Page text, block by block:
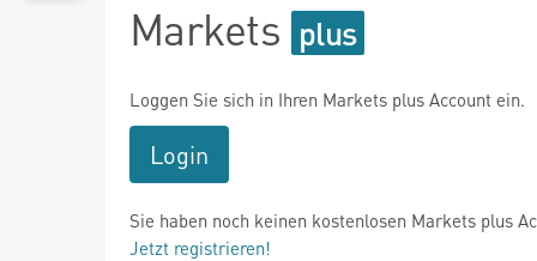
Markets
Loggen Sie sich in Ihren Markets plus Account ein.
Login
Sie haben noch keinen kostenlosen Markets plus
Jetzt registrieren!